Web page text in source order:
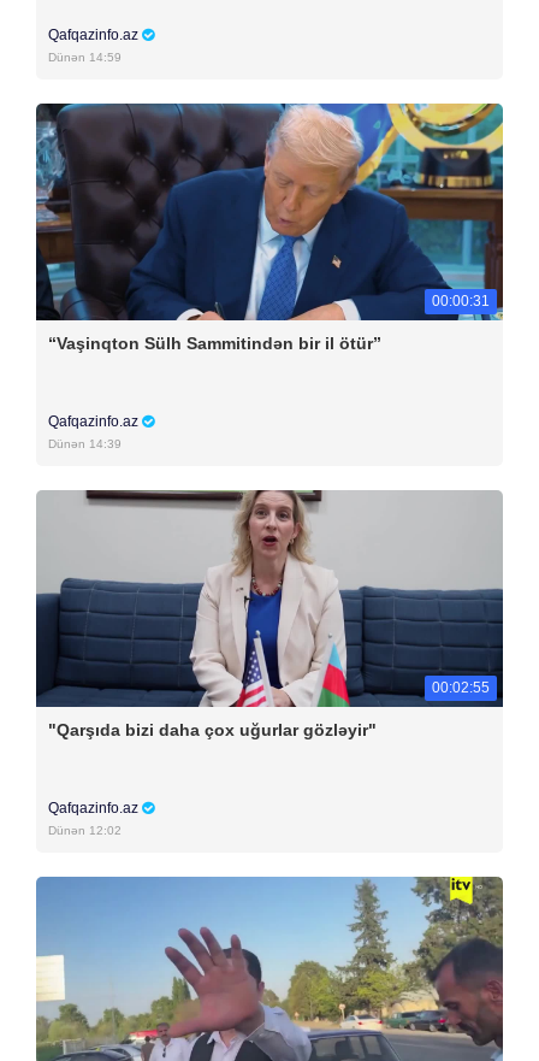
Qafqazinfo.az
Dünən 14:59
00:00:31
“Vaşinqton Sülh Sammitindən bir il ötür”
Qafqazinfo.az
Dünən 14:39
00:02:55
"Qarşıda bizi daha çox uğurlar gözləyir"
Qafqazinfo.az
Dünən 12:02